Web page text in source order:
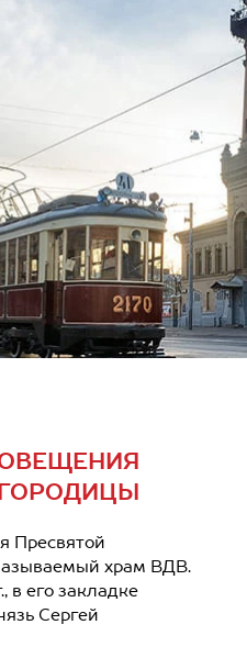
Пресвятой
храм ВДВ.
в его закладке
Сергей